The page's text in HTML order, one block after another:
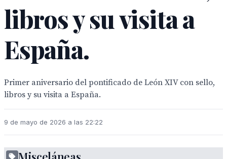
libros y su visita a
España.
Primer aniversario del pontificado de León XIV con sello,
libros y su visita a España.
9 de mayo de 2026 a las 22:22